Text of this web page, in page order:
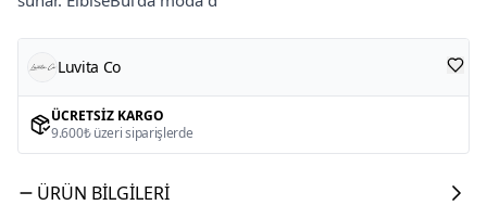
Luvita Co
ÜCRETSIZ KARGO
9.600₺ üzeri siparişlerde
ÜRÜN BILGILERI